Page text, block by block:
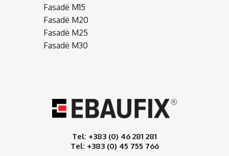
Fasadë M15
Fasadë M20
Fasadë M25
Fasadë M30
Tel: +383 (0) 46 281 281
Tel: +383 (0) 45 755 766